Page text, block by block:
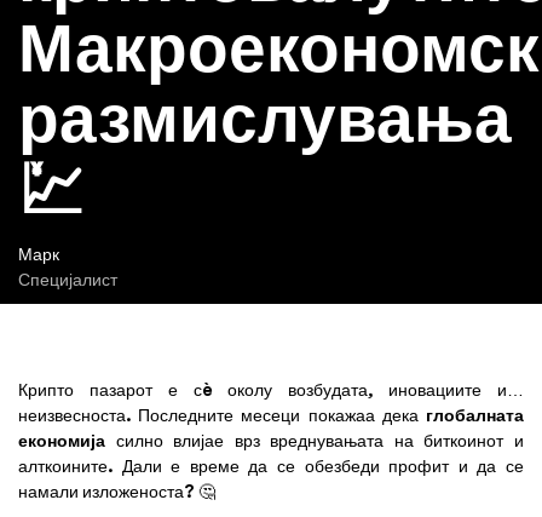
размислувања
💹
Марк
Специјалист
Крипто пазарот е сè околу возбудата, иновациите и…
неизвесноста. Последните месеци покажаа дека глобалната
економија силно влијае врз вреднувањата на биткоинот и
алткоините. Дали е време да се обезбеди профит и да се
намали изложеноста? 🤔